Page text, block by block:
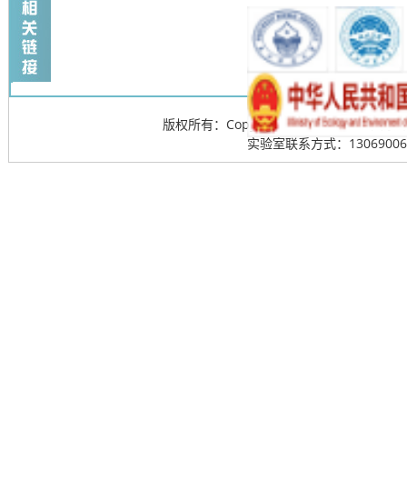
版权所有：Copyright @ 2013-2020 国家
实验室联系方式：